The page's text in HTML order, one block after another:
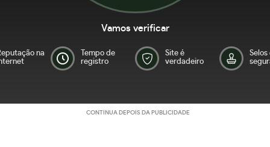
Vamos verificar
na
Tempo de
registro
Site é
verdadeiro
Selos
CONTINUA DEPOIS DA PUBLICIDADE